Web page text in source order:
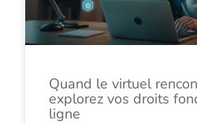
Quand le virtuel
explorez vos droits
ligne